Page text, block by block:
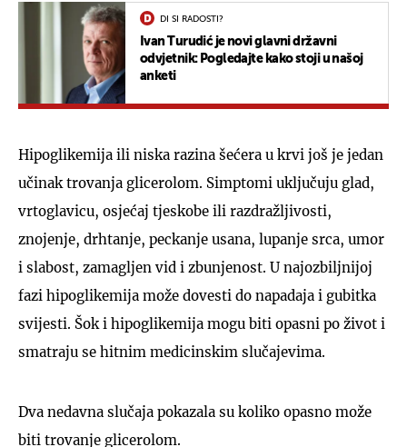
DI SI RADOSTI?
Ivan Turudić je novi glavni državni
odvjetnik: Pogledajte kako stoji u našoj
anketi
Hipoglikemija ili niska razina šećera u krvi još je jedan
učinak trovanja glicerolom. Simptomi uključuju glad,
vrtoglavicu, osjećaj tjeskobe ili razdražljivosti,
znojenje, drhtanje, peckanje usana, lupanje srca, umor
i slabost, zamagljen vid i zbunjenost. U najozbiljnijoj
fazi hipoglikemija može dovesti do napadaja i gubitka
svijesti. Šok i hipoglikemija mogu biti opasni po život i
smatraju se hitnim medicinskim slučajevima.
Dva nedavna slučaja pokazala su koliko opasno može
biti trovanje glicerolom.